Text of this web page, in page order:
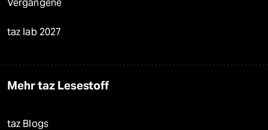
Vergangene
taz lab 2027
Mehr taz Lesestoff
taz Blogs